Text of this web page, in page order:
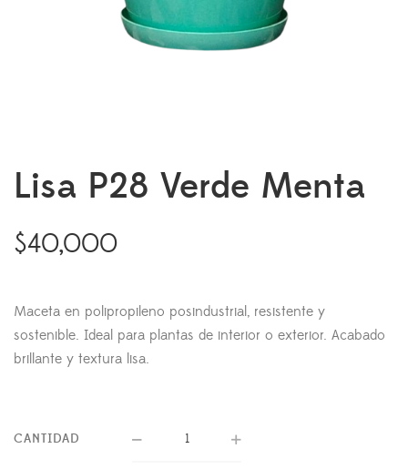
Lisa P28 Verde Menta
$40,000
Maceta en polipropileno posindustrial, resistente y
sostenible. Ideal para plantas de interior o exterior. Acabado
brillante y textura lisa.
CANTIDAD